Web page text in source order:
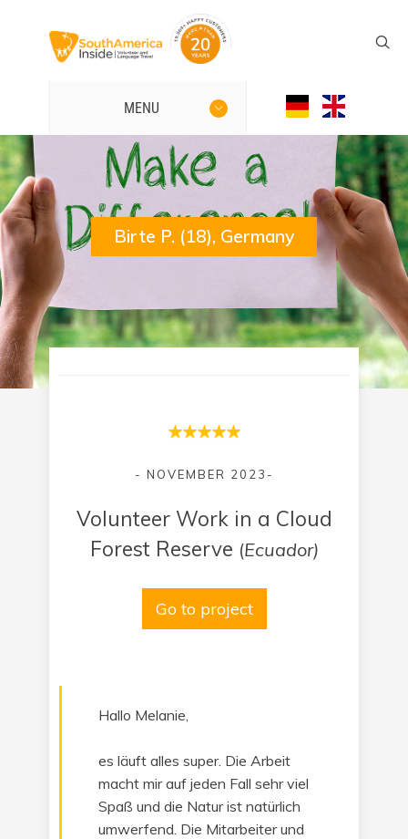
MENU
Birte P. (18), Germany
- NOVEMBER 2023-
Volunteer Work in a Cloud
Forest Reserve (Ecuador)
Go to project
Hallo Melanie,
es läuft alles super. Die Arbeit
macht mir auf jeden Fall sehr viel
Spaß und die Natur ist natürlich
umwerfend. Die Mitarbeiter und